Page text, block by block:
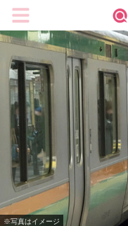
※写真はイメージ